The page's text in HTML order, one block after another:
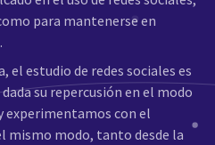
para mantenerse en
el estudio de redes sociales es
su repercusión en el modo
experimentamos con el
mismo modo, tanto desde la